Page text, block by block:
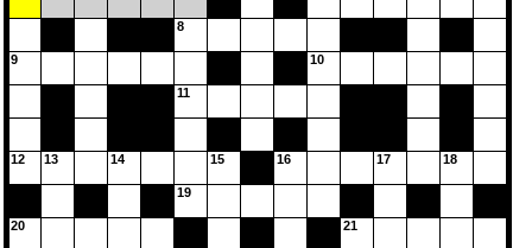
9
12
20
13 14
8
11
19
15 16
10
21
17 18